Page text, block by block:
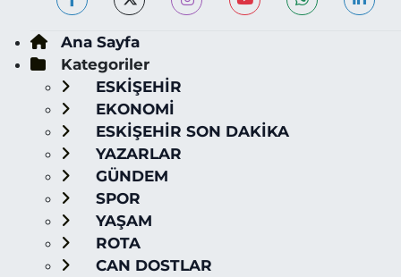
Ana Sayfa
Kategoriler
ESKİŞEHİR
EKONOMİ
ESKİŞEHİR SON DAKİKA
YAZARLAR
GÜNDEM
SPOR
YAŞAM
ROTA
CAN DOSTLAR